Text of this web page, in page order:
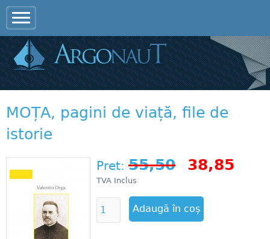
MOȚA, pagini de viață, file de
istorie
Pret: 55,50 38,85
TVA Inclus